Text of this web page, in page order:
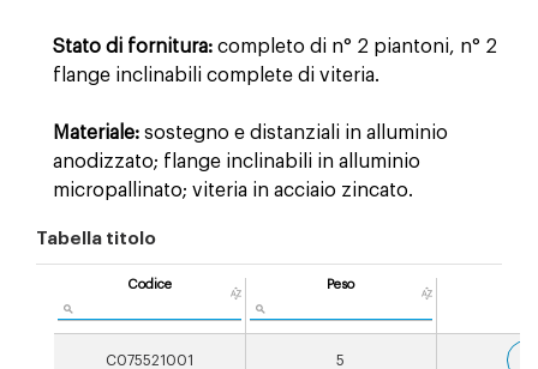
Stato di fornitura: completo di n° 2 piantoni, n° 2
flange inclinabili complete di viteria.
Materiale: sostegno e distanziali in alluminio
anodizzato; flange inclinabili in alluminio
micropallinato; viteria in acciaio zincato.
Tabella titolo
Codice Peso
C075521001 5